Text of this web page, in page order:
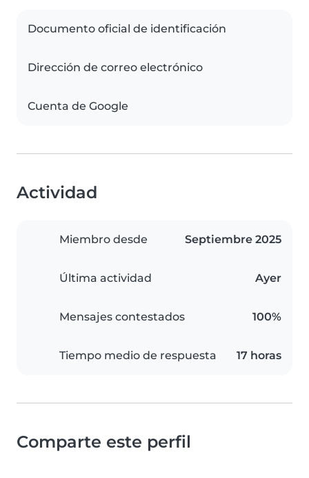
Documento oficial de identificación
Dirección de correo electrónico
Cuenta de Google
Actividad
Miembro desde Septiembre 2025
Última actividad Ayer
Mensajes contestados 100%
Tiempo medio de respuesta 17 horas
Comparte este perfil